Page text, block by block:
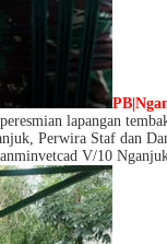
lapangan
Perwira Staf dan
V/10